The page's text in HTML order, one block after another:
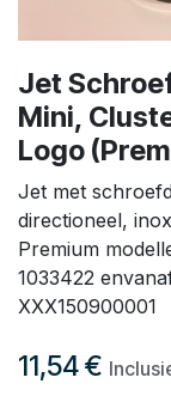
Jet
Mini,
Logo
Jet met
directioneel,
Premium
1033422
XXX150900001
11,54€